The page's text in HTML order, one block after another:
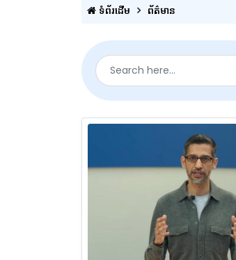
ទំព័រដើម ព័ត៌មាន